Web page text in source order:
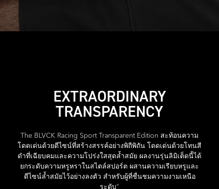
EXTRAORDINARY
TRANSPARENCY
The BLVCK Racing Sport Transparent Edition สะท้อนความ
โดดเด่นด้วยดีไซน์ที่สร้างสรรค์อย่างพิถีพิถัน โดดเด่นด้วยโทนสี
ดำที่เฉียบคมและความโปร่งใสสุดล้ำสมัย ผลงานรุ่นลิมิเต็ดนี้ได้
ยกระดับความหรูหราในสไตล์สปอร์ต ผสานความเรียบหรูและ
ดีไซน์ล้ำสมัยไว้อย่างลงตัว สำหรับผู้ที่ชื่นชมความงามเหนือ